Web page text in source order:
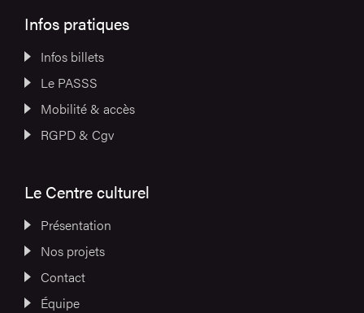
Infos pratiques
Infos billets
Le PASSS
Mobilité & accès
RGPD & Cgv
Le Centre culturel
Présentation
Nos projets
Contact
Équipe